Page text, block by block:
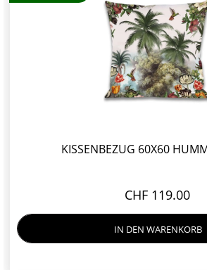
KISSENBEZUG 60X60
CHF 119.00
IN DEN WARENKORB